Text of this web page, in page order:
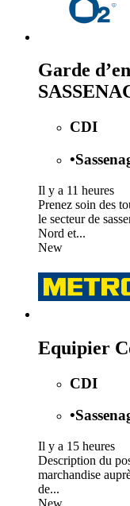
Garde
CDI
•
Il y a 11 heures
Prenez soin des
le secteur de
Nord et...
New
Equipier
CDI
•
Il y a 15 heures
Description du
marchandise
de...
New